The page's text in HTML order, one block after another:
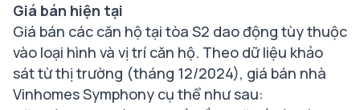
Giá bán hiện tại
Giá bán các căn hộ tại tòa S2 dao động tùy thuộc
vào loại hình và vị trí căn hộ. Theo dữ liệu khảo
sát từ thị trường (tháng 12/2024), giá bán nhà
Vinhomes Symphony cụ thể như sau: